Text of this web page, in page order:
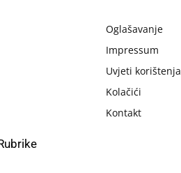
Oglašavanje
Impressum
Uvjeti korištenja
Kolačići
Kontakt